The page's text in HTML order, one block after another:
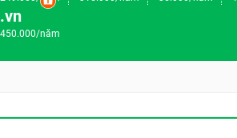
.vn
450.000/năm